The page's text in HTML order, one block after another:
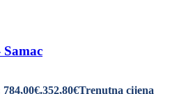
Samac
352,80€Trenutna cijena